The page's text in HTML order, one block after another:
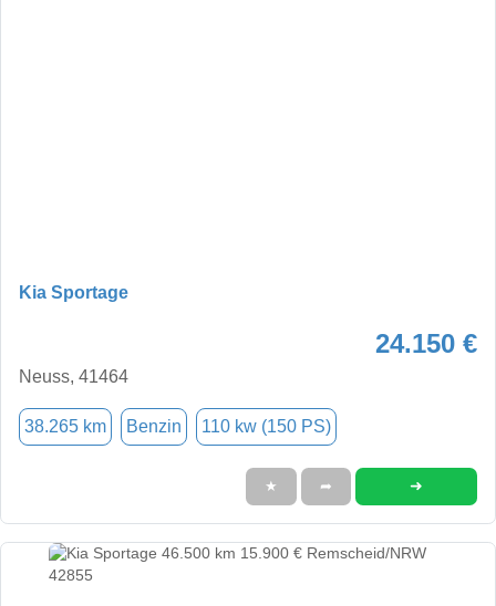
Kia Sportage
24.150 €
Neuss, 41464
38.265 km Benzin 110 kw (150 PS)
★ ➦ ➜